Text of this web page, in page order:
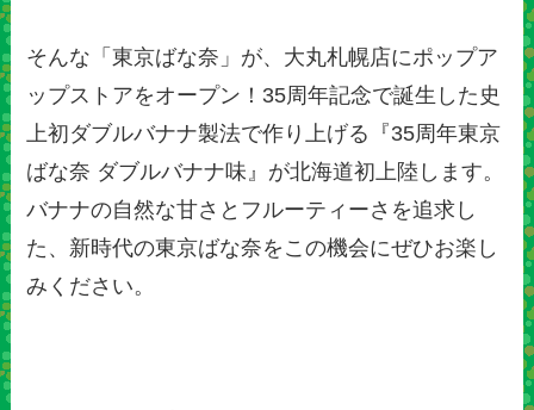
そんな「東京ばな奈」が、大丸札幌店にポップア
ップストアをオープン！35周年記念で誕生した史
上初ダブルバナナ製法で作り上げる『35周年東京
ばな奈 ダブルバナナ味』が北海道初上陸します。
バナナの自然な甘さとフルーティーさを追求し
た、新時代の東京ばな奈をこの機会にぜひお楽し
みください。